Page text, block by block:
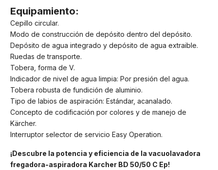
Equipamiento:
Cepillo circular.
Modo de construcción de depósito dentro del depósito.
Depósito de agua integrado y depósito de agua extraible.
Ruedas de transporte.
Tobera, forma de V.
Indicador de nivel de agua limpia: Por presión del agua.
Tobera robusta de fundición de aluminio.
Tipo de labios de aspiración: Estándar, acanalado.
Concepto de codificación por colores y de manejo de
Kärcher.
Interruptor selector de servicio Easy Operation.
¡Descubre la potencia y eficiencia de la vacuolavadora
fregadora-aspiradora Karcher BD 50/50 C Ep!